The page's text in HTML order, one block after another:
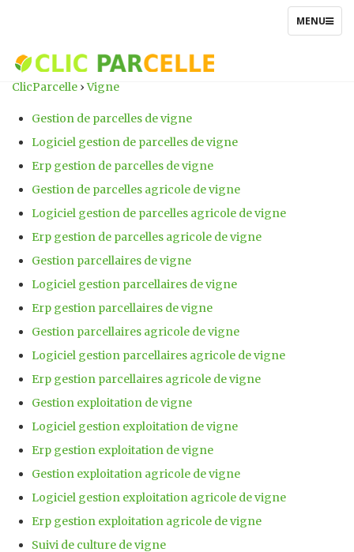
TOGGLE
MENU
ClicParcelle ›Vigne
Gestion de parcelles de vigne
Logiciel gestion de parcelles de vigne
Erp gestion de parcelles de vigne
Gestion de parcelles agricole de vigne
Logiciel gestion de parcelles agricole de vigne
Erp gestion de parcelles agricole de vigne
Gestion parcellaires de vigne
Logiciel gestion parcellaires de vigne
Erp gestion parcellaires de vigne
Gestion parcellaires agricole de vigne
Logiciel gestion parcellaires agricole de vigne
Erp gestion parcellaires agricole de vigne
Gestion exploitation de vigne
Logiciel gestion exploitation de vigne
Erp gestion exploitation de vigne
Gestion exploitation agricole de vigne
Logiciel gestion exploitation agricole de vigne
Erp gestion exploitation agricole de vigne
Suivi de culture de vigne